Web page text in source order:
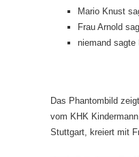
Mario Knust
Frau Arnold
niemand sagte
Das Phantombild zeigt
vom KHK
Stuttgart, kreiert mit